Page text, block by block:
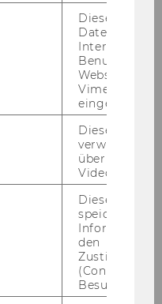
Dieses
Daten über
Interaktionen
Websites, auf
Vimeo-Video
eingebettet
Dieses
verwendet,
überprüfen,
Video
Dieses Cookie
speichert
den
(Consent)
Besuchers.